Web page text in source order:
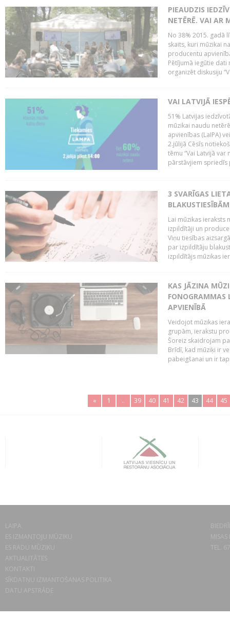
PIEAUDZIS
NETĒRĒ. VAI AR
No 38% 2015. gadā
skaits, kuri mūzikai
producentu
Pētījumā iegūtie dati
organizēt diskusiju
VAI LATVIJĀ
51% Latvijas
mūzikai naudu
apvienības (LaIPA)
2.jūlijā Cēsīs
tēmu “Vai Latvijā
pārstāvjiem spriedīs
3 SVARĪGAS
BLAKUSTIESĪBĀM
Lai mūzikas ieraksts
izpildītāji un
Viņu tiesības
par izpildītāju
izpildītājs mūzikas
KAS JĀZINA
FONOGRAMMAS
APVIENĪBĀ
Veidojot mūzikas
grupām, ierakstu
Šoreiz skaidrojam
Brīdī, kad mūziķi ir
pabeigšanai un ir
« 1 .. 39 40 41 42 43 44 45
LAIPA
ES IZMANTOJU MŪZIKU
ES RADU MŪZIKU
AKTUALITĀTES
KONTAKTI
SĪKDATŅU IZMANTOŠANAS POLITIKA
DATU APSTRĀDE
TEL.